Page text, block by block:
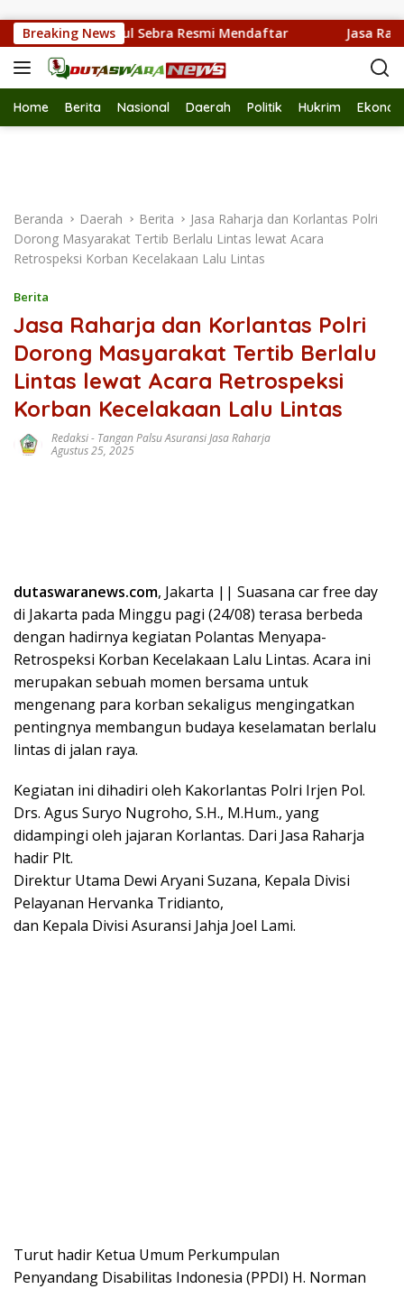
Breaking News
Kumpul Sebra Resmi Mendaftar Jasa Raharja
Home Berita Nasional Daerah Politik Hukrim
Beranda Daerah Berita
Jasa Raharja dan Korlantas Polri
Dorong Masyarakat Tertib Berlalu Lintas lewat Acara
Retrospeksi Korban Kecelakaan Lalu Lintas
Berita
Jasa Raharja dan Korlantas Polri
Dorong Masyarakat Tertib Berlalu
Lintas lewat Acara Retrospeksi
Korban Kecelakaan Lalu Lintas
Redaksi- Tangan Palsu Asuransi Jasa Raharja
Agustus 25, 2025
dutaswaranews.com, Jakarta || Suasana car free day
di Jakarta pada Minggu pagi (24/08) terasa berbeda
dengan hadirnya kegiatan Polantas Menyapa-
Retrospeksi Korban Kecelakaan Lalu Lintas. Acara ini
merupakan sebuah momen bersama untuk
mengenang para korban sekaligus mengingatkan
pentingnya membangun budaya keselamatan berlalu
lintas di jalan raya.
Kegiatan ini dihadiri oleh Kakorlantas Polri Irjen Pol.
Drs. Agus Suryo Nugroho, S.H., M.Hum., yang
didampingi oleh jajaran Korlantas. Dari Jasa Raharja
hadir Plt.
Direktur Utama Dewi Aryani Suzana, Kepala Divisi
Pelayanan Hervanka Tridianto,
dan Kepala Divisi Asuransi Jahja Joel Lami.
Turut hadir Ketua Umum Perkumpulan
Penyandang Disabilitas Indonesia (PPDI) H. Norman